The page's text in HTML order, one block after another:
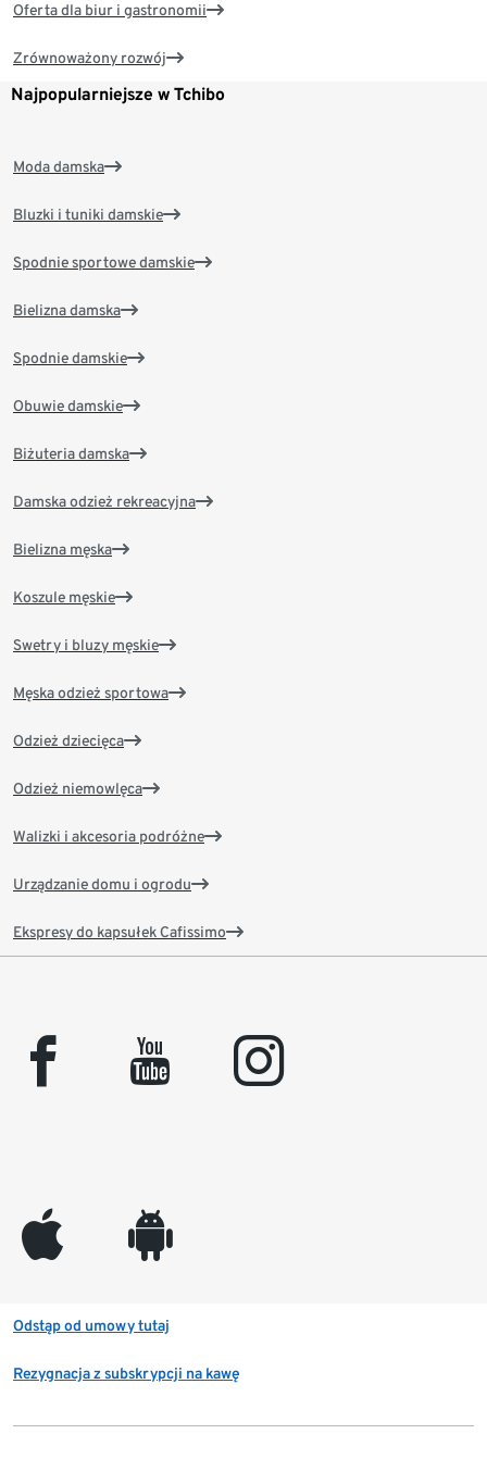
Oferta dla biur i gastronomii
Zrównoważony rozwój
Najpopularniejsze w Tchibo
Moda damska
Bluzki i tuniki damskie
Spodnie sportowe damskie
Bielizna damska
Spodnie damskie
Obuwie damskie
Biżuteria damska
Damska odzież rekreacyjna
Bielizna męska
Koszule męskie
Swetry i bluzy męskie
Męska odzież sportowa
Odzież dziecięca
Odzież niemowlęca
Walizki i akcesoria podróżne
Urządzanie domu i ogrodu
Ekspresy do kapsułek Cafissimo
facebook youtube instagram
appleinc android
Odstąp od umowy tutaj
Rezygnacja z subskrypcji na kawę